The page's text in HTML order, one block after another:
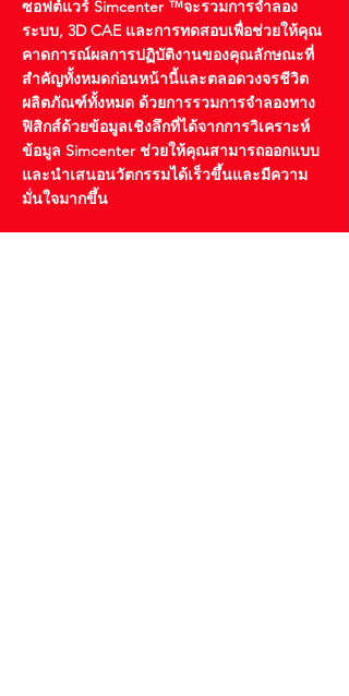
ซอฟต์แวร์ Simcenter ™จะรวมการจำลอง
ระบบ, 3D CAE และการทดสอบเพื่อช่วยให้คุณ
คาดการณ์ผลการปฏิบัติงานของคุณลักษณะที่
สำคัญทั้งหมดก่อนหน้านี้และตลอดวงจรชีวิต
ผลิตภัณฑ์ทั้งหมด ด้วยการรวมการจำลองทาง
ฟิสิกส์ด้วยข้อมูลเชิงลึกที่ได้จากการวิเคราะห์
ข้อมูล Simcenter ช่วยให้คุณสามารถออกแบบ
และนำเสนอนวัตกรรมได้เร็วขึ้นและมีความ
มั่นใจมากขึ้น